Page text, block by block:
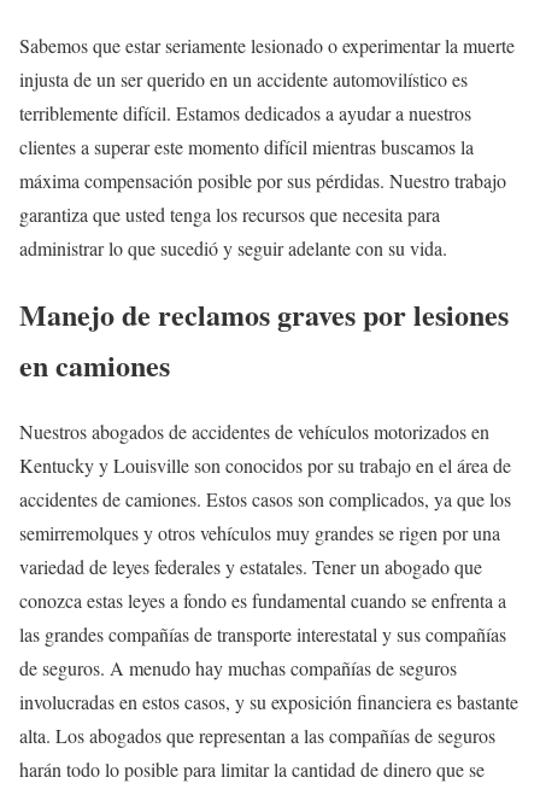
Sabemos que estar seriamente lesionado o experimentar la muerte
injusta de un ser querido en un accidente automovilístico es
terriblemente difícil. Estamos dedicados a ayudar a nuestros
clientes a superar este momento difícil mientras buscamos la
máxima compensación posible por sus pérdidas. Nuestro trabajo
garantiza que usted tenga los recursos que necesita para
administrar lo que sucedió y seguir adelante con su vida.
Manejo de reclamos graves por lesiones
en camiones
Nuestros abogados de accidentes de vehículos motorizados en
Kentucky y Louisville son conocidos por su trabajo en el área de
accidentes de camiones. Estos casos son complicados, ya que los
semirremolques y otros vehículos muy grandes se rigen por una
variedad de leyes federales y estatales. Tener un abogado que
conozca estas leyes a fondo es fundamental cuando se enfrenta a
las grandes compañías de transporte interestatal y sus compañías
de seguros. A menudo hay muchas compañías de seguros
involucradas en estos casos, y su exposición financiera es bastante
alta. Los abogados que representan a las compañías de seguros
harán todo lo posible para limitar la cantidad de dinero que se